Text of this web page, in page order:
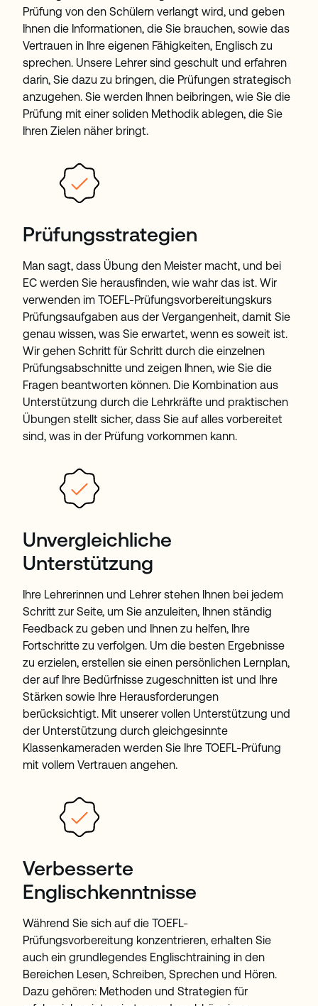
Prüfung von den Schülern verlangt wird, und geben
Ihnen die Informationen, die Sie brauchen, sowie das
Vertrauen in Ihre eigenen Fähigkeiten, Englisch zu
sprechen. Unsere Lehrer sind geschult und erfahren
darin, Sie dazu zu bringen, die Prüfungen strategisch
anzugehen. Sie werden Ihnen beibringen, wie Sie die
Prüfung mit einer soliden Methodik ablegen, die Sie
Ihren Zielen näher bringt.
Prüfungsstrategien
Man sagt, dass Übung den Meister macht, und bei
EC werden Sie herausfinden, wie wahr das ist. Wir
verwenden im TOEFL-Prüfungsvorbereitungskurs
Prüfungsaufgaben aus der Vergangenheit, damit Sie
genau wissen, was Sie erwartet, wenn es soweit ist.
Wir gehen Schritt für Schritt durch die einzelnen
Prüfungsabschnitte und zeigen Ihnen, wie Sie die
Fragen beantworten können. Die Kombination aus
Unterstützung durch die Lehrkräfte und praktischen
Übungen stellt sicher, dass Sie auf alles vorbereitet
sind, was in der Prüfung vorkommen kann.
Unvergleichliche
Unterstützung
Ihre Lehrerinnen und Lehrer stehen Ihnen bei jedem
Schritt zur Seite, um Sie anzuleiten, Ihnen ständig
Feedback zu geben und Ihnen zu helfen, Ihre
Fortschritte zu verfolgen. Um die besten Ergebnisse
zu erzielen, erstellen sie einen persönlichen Lernplan,
der auf Ihre Bedürfnisse zugeschnitten ist und Ihre
Stärken sowie Ihre Herausforderungen
berücksichtigt. Mit unserer vollen Unterstützung und
der Unterstützung durch gleichgesinnte
Klassenkameraden werden Sie Ihre TOEFL-Prüfung
mit vollem Vertrauen angehen.
Verbesserte
Englischkenntnisse
Während Sie sich auf die TOEFL-
Prüfungsvorbereitung konzentrieren, erhalten Sie
auch ein grundlegendes Englischtraining in den
Bereichen Lesen, Schreiben, Sprechen und Hören.
Dazu gehören: Methoden und Strategien für